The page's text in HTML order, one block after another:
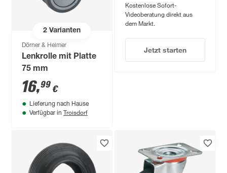
2Varianten
Dörner & Helmer
Lenkrolle mit Platte
75 mm
16,99 €
Lieferung nach Hause
Verfügbar in Troisdorf
Kostenlose Sofort-
Videoberatung direkt aus
dem Markt.
Jetzt starten